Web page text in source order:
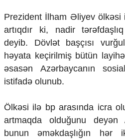
İqtisadiyyat
İqtisadi xəbərlər
Energetika
Neft-qaz
Əmək və sosial siyasət
Kənd təsərrüfatı
Telekommunikasiya və
COP29
Cəmiyyət
Prezident İlham Əliyev ölkəsi
artıqdır ki, nadir
deyib. Dövlət başçısı
həyata keçirilmiş bütün
əsasən Azərbaycanın
istifadə olunub.
Ölkəsi ilə bp arasında icra
artmaqda olduğunu deyən
bunun əməkdaşlığın hər